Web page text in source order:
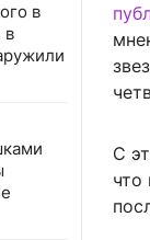
в
в
С
что